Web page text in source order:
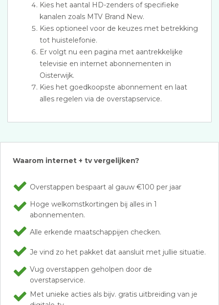
Kies het aantal HD-zenders of specifieke
kanalen zoals MTV Brand New.
Kies optioneel voor de keuzes met betrekking
tot huistelefonie.
Er volgt nu een pagina met aantrekkelijke
televisie en internet abonnementen in
Oisterwijk.
Kies het goedkoopste abonnement en laat
alles regelen via de overstapservice.
Waarom internet + tv vergelijken?
Overstappen bespaart al gauw €100 per jaar
Hoge welkomstkortingen bij alles in 1
abonnementen.
Alle erkende maatschappijen checken.
Je vind zo het pakket dat aansluit met jullie situatie.
Vug overstappen geholpen door de
overstapservice.
Met unieke acties als bijv. gratis uitbreiding van je